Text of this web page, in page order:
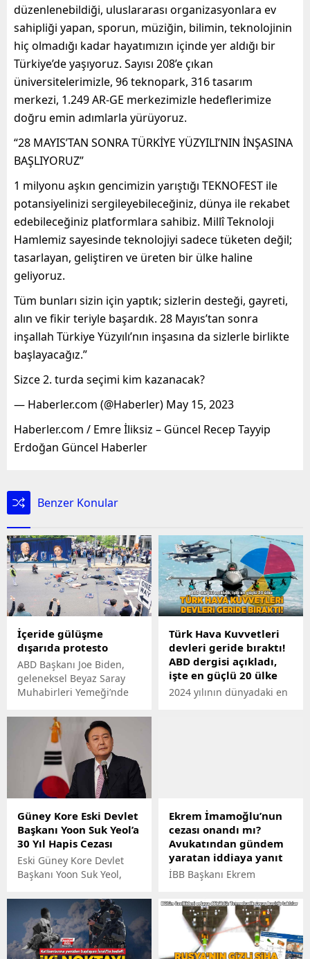
düzenlenebildiği, uluslararası organizasyonlara ev
sahipliği yapan, sporun, müziğin, bilimin, teknolojinin
hiç olmadığı kadar hayatımızın içinde yer aldığı bir
Türkiye’de yaşıyoruz. Sayısı 208’e çıkan
üniversitelerimizle, 96 teknopark, 316 tasarım
merkezi, 1.249 AR-GE merkezimizle hedeflerimize
doğru emin adımlarla yürüyoruz.
“28 MAYIS’TAN SONRA TÜRKİYE YÜZYILI’NIN İNŞASINA
BAŞLIYORUZ”
1 milyonu aşkın gencimizin yarıştığı TEKNOFEST ile
potansiyelinizi sergileyebileceğiniz, dünya ile rekabet
edebileceğiniz platformlara sahibiz. Millî Teknoloji
Hamlemiz sayesinde teknolojiyi sadece tüketen değil;
tasarlayan, geliştiren ve üreten bir ülke haline
geliyoruz.
Tüm bunları sizin için yaptık; sizlerin desteği, gayreti,
alın ve fikir teriyle başardık. 28 Mayıs’tan sonra
inşallah Türkiye Yüzyılı’nın inşasına da sizlerle birlikte
başlayacağız.”
Sizce 2. turda seçimi kim kazanacak?
— Haberler.com (@Haberler) May 15, 2023
Haberler.com / Emre İliksiz – Güncel Recep Tayyip
Erdoğan Güncel Haberler
Benzer Konular
İçeride gülüşme
dışarıda protesto
ABD Başkanı Joe Biden,
geleneksel Beyaz Saray
Muhabirleri Yemeği’nde
salondakileri güldürürken,
etkinliğin yapıldığı
binanın dışında Gazze
protestosu vardı.
Türk Hava Kuvvetleri
devleri geride bıraktı!
ABD dergisi açıkladı,
işte en güçlü 20 ülke
2024 yılının dünyadaki en
Güney Kore Eski Devlet
Başkanı Yoon Suk Yeol’a
30 Yıl Hapis Cezası
Eski Güney Kore Devlet
Başkanı Yoon Suk Yeol,
şüphesiyle yargılandığı
davada suçlu bulunarak,
30 yıl hapis cezasına
çarptırıldı.
Ekrem İmamoğlu’nun
cezası onandı mı?
Avukatından gündem
yaratan iddiaya yanıt
İBB Başkanı Ekrem
üyelerine hakaret ettiği
gerekçesiyle verilen 2 yıl 7
ay 15 gün hapis cezasının,
İstinaf Mahkemesi